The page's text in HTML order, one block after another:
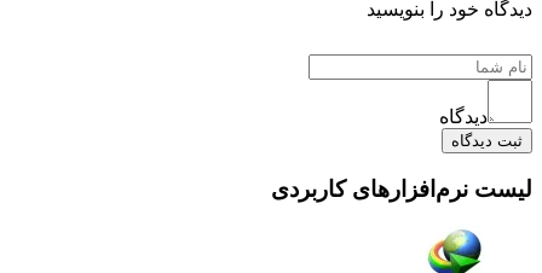
خود را بنویسید
نرم‌افزارهای کاربردی